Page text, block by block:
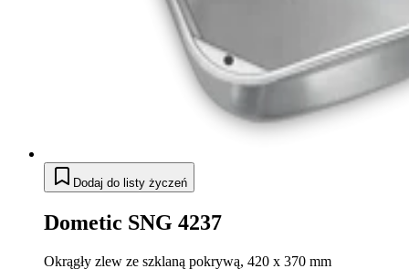
Dodaj do listy życzeń
Dometic SNG 4237
Okrągły zlew ze szklaną pokrywą, 420 x 370 mm